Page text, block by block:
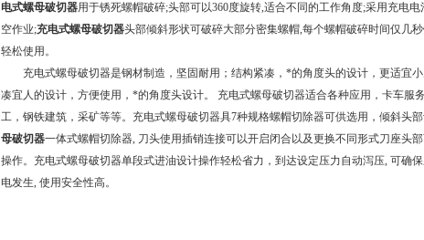
电式螺母破切器用于锈死螺帽破碎;头部可以360度旋转,适合不同的工作角度;采用充电
空作业;充电式螺母破切器头部倾斜形状可破碎大部分密集螺帽,每个螺帽破碎时间仅几
轻松使用。
充电式螺母破切器是钢材制造，坚固耐用；结构紧凑，*的角度头的设计，更适宜小
凑宜人的设计，方便使用，*的角度头设计。 充电式螺母破切器适合各种应用，卡车服
工，钢铁建筑，采矿等等。充电式螺母破切器具7种规格螺帽切除器可供选用，倾斜头部
母破切器一体式螺帽切除器, 刀头使用插销连接可以开启闭合以及更换不同形式刀座头
操作。充电式螺母破切器单段式进油设计操作轻松省力，到达设定压力自动泻压, 可确
电发生, 使用安全性高。